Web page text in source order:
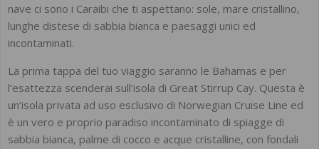
nave ci sono i Caraibi che ti aspettano: sole, mare cristallino,
lunghe distese di sabbia bianca e paesaggi unici ed
incontaminati.
La prima tappa del tuo viaggio saranno le Bahamas e per
l’esattezza scenderai sull’isola di Great Stirrup Cay. Questa è
un’isola privata ad uso esclusivo di Norwegian Cruise Line ed
è un vero e proprio paradiso incontaminato di spiagge di
sabbia bianca, palme di cocco e acque cristalline, con fondali